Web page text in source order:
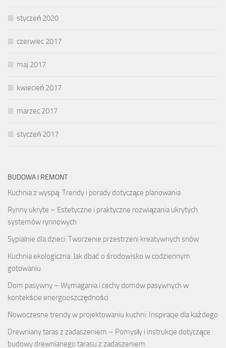
styczeń 2020
czerwiec 2017
maj 2017
kwiecień 2017
marzec 2017
styczeń 2017
BUDOWA I REMONT
Kuchnia z wyspą: Trendy i porady dotyczące planowania
Rynny ukryte – Estetyczne i praktyczne rozwiązania ukrytych
systemów rynnowych
Sypialnie dla dzieci: Tworzenie przestrzeni kreatywnych snów
Kuchnia ekologiczna: Jak dbać o środowisko w codziennym
gotowaniu
Dom pasywny – Wymagania i cechy domów pasywnych w
kontekście energooszczędności
Nowoczesne trendy w projektowaniu kuchni: Inspiracje dla każdego
Drewniany taras z zadaszeniem – Pomysły i instrukcje dotyczące
budowy drewnianego tarasu z zadaszeniem